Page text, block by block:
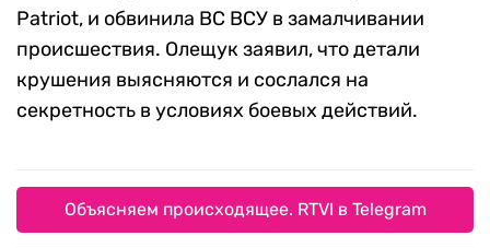
Patriot, и обвинила ВС ВСУ в замалчивании
происшествия. Олещук заявил, что детали
крушения выясняются и сослался на
секретность в условиях боевых действий.
Объясняем происходящее. RTVI в Telegram